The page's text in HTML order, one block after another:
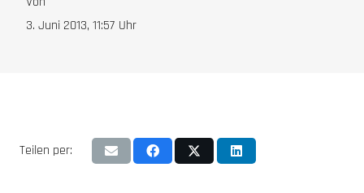
3. Juni 2013, 11:57 Uhr
Teilen per: